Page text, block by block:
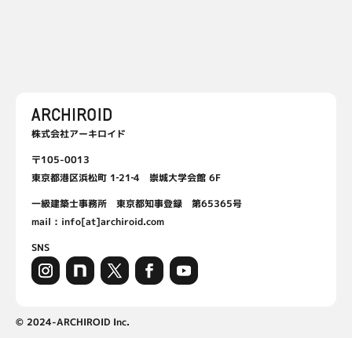
株式会社アーキロイド
〒105-0013
東京都港区浜松町 1‐21‐4 崇城大学会館 6F
一級建築士事務所 東京都知事登録 第65365号
mail : info[at]archiroid.com
SNS
© 2024-ARCHIROID Inc.